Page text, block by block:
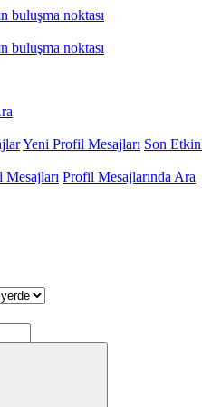
Yeni Profil Mesajları Son
Profil Mesajlarında Ara